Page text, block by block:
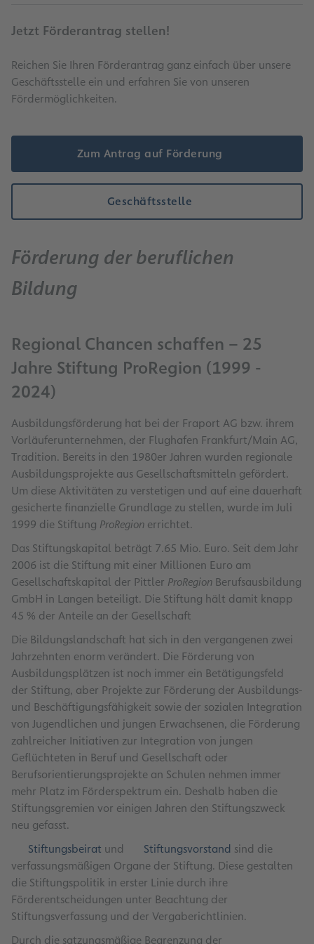
Jetzt Förderantrag stellen!
Reichen Sie Ihren Förderantrag ganz einfach über unsere
Geschäftsstelle ein und erfahren Sie von unseren
Fördermöglichkeiten.
Zum Antrag auf Förderung
Geschäftsstelle
Förderung der beruflichen
Bildung
Regional Chancen schaffen – 25
Jahre Stiftung ProRegion (1999 -
2024)
Ausbildungsförderung hat bei der Fraport AG bzw. ihrem
Vorläuferunternehmen, der Flughafen Frankfurt/Main AG,
Tradition. Bereits in den 1980er Jahren wurden regionale
Ausbildungsprojekte aus Gesellschaftsmitteln gefördert.
Um diese Aktivitäten zu verstetigen und auf eine dauerhaft
gesicherte finanzielle Grundlage zu stellen, wurde im Juli
1999 die Stiftung ProRegion errichtet.
Das Stiftungskapital beträgt 7.65 Mio. Euro. Seit dem Jahr
2006 ist die Stiftung mit einer Millionen Euro am
Gesellschaftskapital der Pittler ProRegion Berufsausbildung
GmbH in Langen beteiligt. Die Stiftung hält damit knapp
45 % der Anteile an der Gesellschaft
Die Bildungslandschaft hat sich in den vergangenen zwei
Jahrzehnten enorm verändert. Die Förderung von
Ausbildungsplätzen ist noch immer ein Betätigungsfeld
der Stiftung, aber Projekte zur Förderung der Ausbildungs-
und Beschäftigungsfähigkeit sowie der sozialen Integration
von Jugendlichen und jungen Erwachsenen, die Förderung
zahlreicher Initiativen zur Integration von jungen
Geflüchteten in Beruf und Gesellschaft oder
Berufsorientierungsprojekte an Schulen nehmen immer
mehr Platz im Förderspektrum ein. Deshalb haben die
Stiftungsgremien vor einigen Jahren den Stiftungszweck
neu gefasst.
Stiftungsbeirat und Stiftungsvorstand sind die
verfassungsmäßigen Organe der Stiftung. Diese gestalten
die Stiftungspolitik in erster Linie durch ihre
Förderentscheidungen unter Beachtung der
Stiftungsverfassung und der Vergaberichtlinien.
Durch die satzungsmäßige Begrenzung der